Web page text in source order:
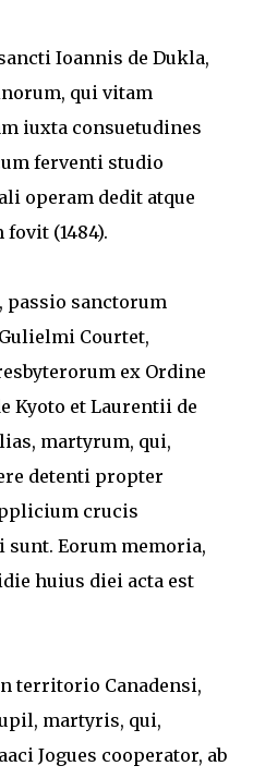
Ioannis de Dukla,
qui vitam
iuxta consuetudines
ferventi studio
operam dedit atque
(1484).
passio sanctorum
Courtet,
ex Ordine
Kyoto et Laurentii de
martyrum, qui,
detenti propter
crucis
Eorum memoria,
huius diei acta est
territorio Canadensi,
martyris, qui,
Jogues cooperator, ab